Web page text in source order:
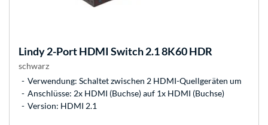
Lindy2-Port HDMI Switch 2.1 8K60 HDR
schwarz
Verwendung: Schaltet zwischen 2 HDMI-Quellgeräten um
Anschlüsse: 2x HDMI (Buchse) auf 1x HDMI (Buchse)
Version: HDMI 2.1